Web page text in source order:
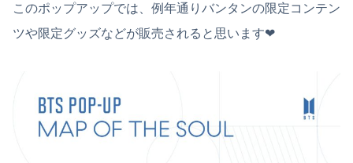
このポップアップでは、例年通りバンタンの限定コンテン
ツや限定グッズなどが販売されると思います❤︎